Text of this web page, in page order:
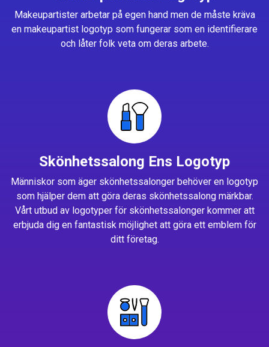
Makeupartister arbetar på egen hand men de måste kräva
en makeupartist logotyp som fungerar som en identifierare
och låter folk veta om deras arbete.
Skönhetssalong Ens Logotyp
Människor som äger skönhetssalonger behöver en logotyp
som hjälper dem att göra deras skönhetssalong märkbar.
Vårt utbud av logotyper för skönhetssalonger kommer att
erbjuda dig en fantastisk möjlighet att göra ett emblem för
ditt företag.